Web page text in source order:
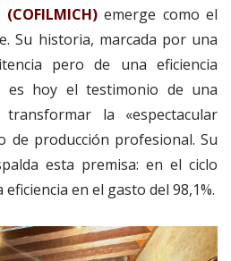
emerge como el
Su historia, marcada por una
pero de una eficiencia
es hoy el testimonio de una
la «espectacular
de producción profesional. Su
esta premisa: en el ciclo
en el gasto del 98,1%.